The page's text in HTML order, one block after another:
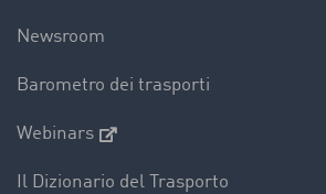
Newsroom
Barometro dei trasporti
Webinars
Il Dizionario del Trasporto